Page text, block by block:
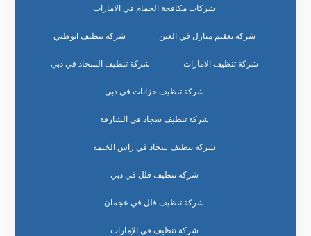
شركات مكافحة الحمام في الامارات
شركة تعقيم منازل في العين شركة تنظيف ابوظبي
شركة تنظيف الامارات شركة تنظيف السجاد في دبي
شركة تنظيف خزانات في دبي
شركة تنظيف سجاد في الشارقة
شركة تنظيف سجاد في راس الخيمة
شركة تنظيف فلل في دبي
شركة تنظيف فلل في عجمان
شركة تنظيف في الإمارات